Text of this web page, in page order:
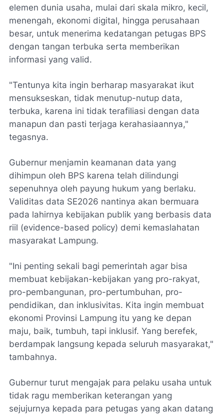
elemen dunia usaha, mulai dari skala mikro, kecil,
menengah, ekonomi digital, hingga perusahaan
besar, untuk menerima kedatangan petugas BPS
dengan tangan terbuka serta memberikan
informasi yang valid.
​"Tentunya kita ingin berharap masyarakat ikut
mensukseskan, tidak menutup-nutup data,
terbuka, karena ini tidak terafiliasi dengan data
manapun dan pasti terjaga kerahasiaannya,"
tegasnya.
​Gubernur menjamin keamanan data yang
dihimpun oleh BPS karena telah dilindungi
sepenuhnya oleh payung hukum yang berlaku.
Validitas data SE2026 nantinya akan bermuara
pada lahirnya kebijakan publik yang berbasis data
riil (evidence-based policy) demi kemaslahatan
masyarakat Lampung.
​"Ini penting sekali bagi pemerintah agar bisa
membuat kebijakan-kebijakan yang pro-rakyat,
pro-pembangunan, pro-pertumbuhan, pro-
pendidikan, dan inklusivitas. Kita ingin membuat
ekonomi Provinsi Lampung itu yang ke depan
maju, baik, tumbuh, tapi inklusif. Yang berefek,
berdampak langsung kepada seluruh masyarakat,"
tambahnya.
​Gubernur turut mengajak para pelaku usaha untuk
tidak ragu memberikan keterangan yang
sejujurnya kepada para petugas yang akan datang